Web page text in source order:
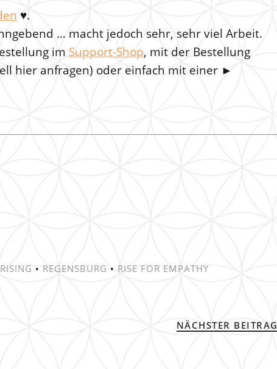
♥.
… macht jedoch sehr, sehr viel Arbeit.
im Support-Shop, mit der Bestellung
hier anfragen) oder einfach mit einer ►
• REGENSBURG • RISE FOR EMPATHY
NÄCHSTER BEITRAG